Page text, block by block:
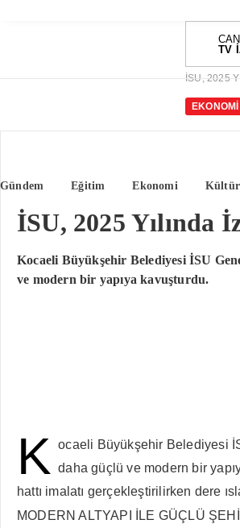
TV
Gündem Eğitim Ekonomi Kültür
İSU, 2025
EKONOMI
İSU, 2025 Yılında
Kocaeli Büyükşehir Belediyesi İSU
ve modern bir yapıya kavuşturdu.
K
ocaeli Büyükşehir Belediyesi
daha güçlü ve modern bir
hattı imalatı gerçekleştirilirken dere
MODERN ALTYAPI İLE GÜÇLÜ